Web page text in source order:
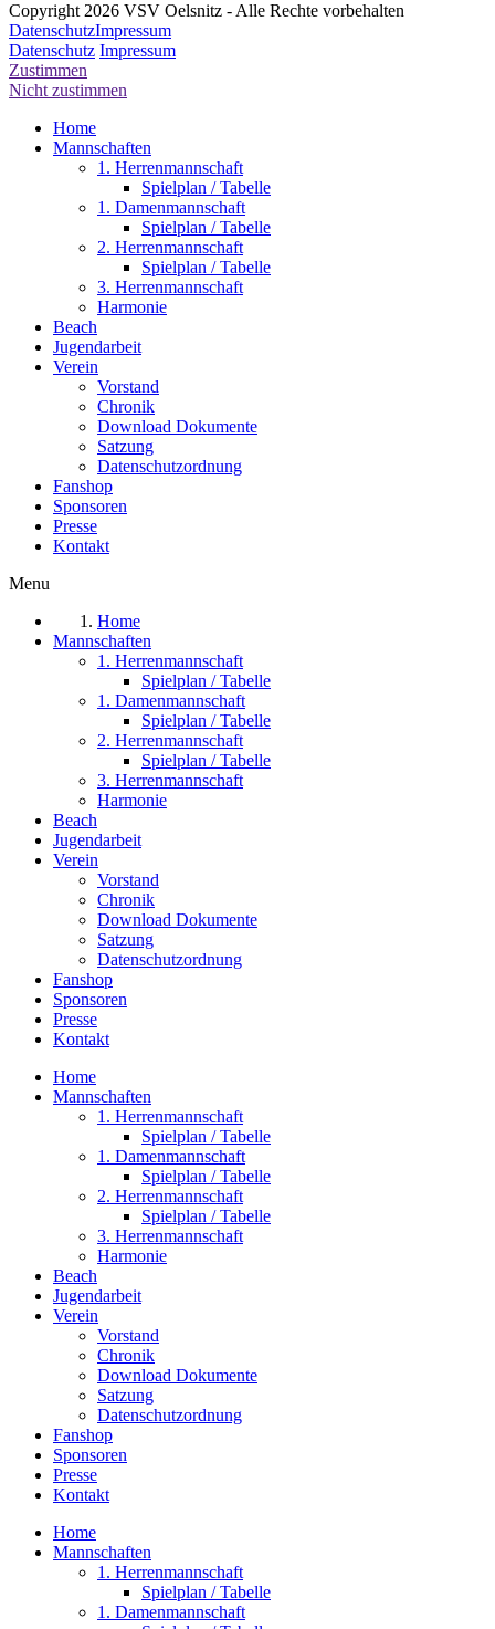
Copyright 2026 VSV Oelsnitz - Alle Rechte vorbehalten
DatenschutzImpressum
Datenschutz Impressum
Zustimmen
Nicht zustimmen
Home
Mannschaften
1. Herrenmannschaft
Spielplan / Tabelle
1. Damenmannschaft
Spielplan / Tabelle
2. Herrenmannschaft
Spielplan / Tabelle
3. Herrenmannschaft
Harmonie
Beach
Jugendarbeit
Verein
Vorstand
Chronik
Download Dokumente
Satzung
Datenschutzordnung
Fanshop
Sponsoren
Presse
Kontakt
Menu
Home
Mannschaften
1. Herrenmannschaft
Spielplan / Tabelle
1. Damenmannschaft
Spielplan / Tabelle
2. Herrenmannschaft
Spielplan / Tabelle
3. Herrenmannschaft
Harmonie
Beach
Jugendarbeit
Verein
Vorstand
Chronik
Download Dokumente
Satzung
Datenschutzordnung
Fanshop
Sponsoren
Presse
Kontakt
Home
Mannschaften
1. Herrenmannschaft
Spielplan / Tabelle
1. Damenmannschaft
Spielplan / Tabelle
2. Herrenmannschaft
Spielplan / Tabelle
3. Herrenmannschaft
Harmonie
Beach
Jugendarbeit
Verein
Vorstand
Chronik
Download Dokumente
Satzung
Datenschutzordnung
Fanshop
Sponsoren
Presse
Kontakt
Home
Mannschaften
1. Herrenmannschaft
Spielplan / Tabelle
1. Damenmannschaft